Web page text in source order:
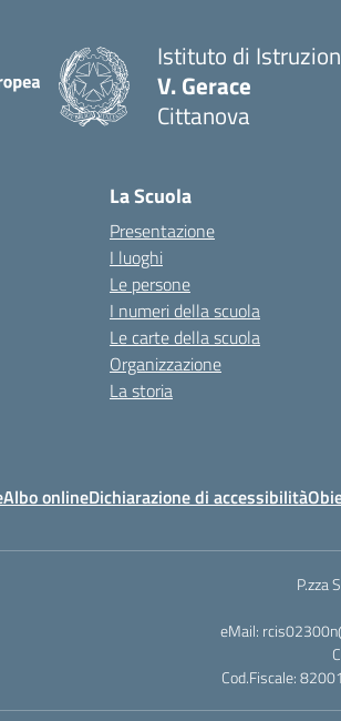
Istituto di
V. Gerace
Cittanova
La Scuola
Presentazione
I luoghi
Le persone
I numeri della scuola
Le carte della scuola
Organizzazione
La storia
Albo onlineDichiarazione di accessibilità
P.zza
eMail:
Cod.Fiscale: